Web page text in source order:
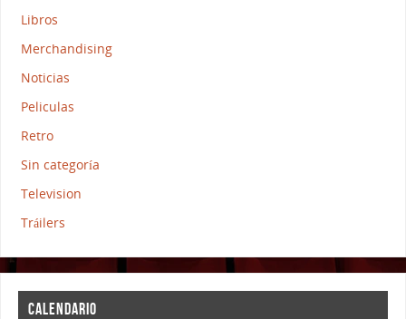
Libros
Merchandising
Noticias
Peliculas
Retro
Sin categoría
Television
Tráilers
CALENDARIO